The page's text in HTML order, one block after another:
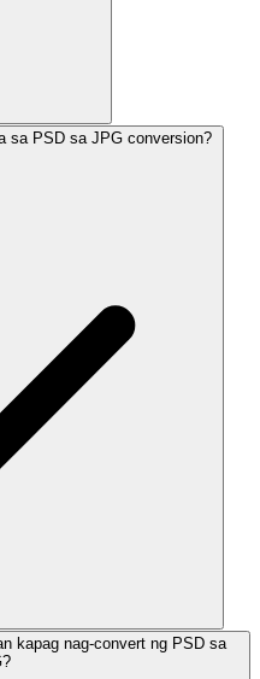
sa PSD sa JPG conversion?
kapag nag-convert ng PSD sa